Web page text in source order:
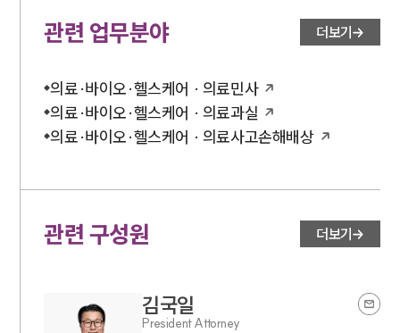
관련 업무분야 더보기
의료·바이오·헬스케어 · 의료민사
의료·바이오·헬스케어 · 의료과실
의료·바이오·헬스케어 · 의료사고손해배상
관련 구성원 더보기
김국일
President Attorney